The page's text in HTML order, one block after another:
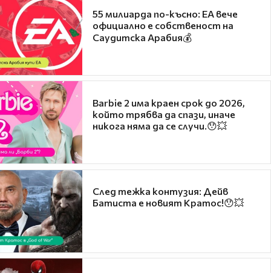
55 милиарда по-късно: EA вече
официално е собственост на
Саудитска Арабия💰
Barbie 2 има краен срок до 2026,
който трябва да спази, иначе
никога няма да се случи.😯💥
След тежка контузия: Дейв
Батиста е новият Кратос!😯💥